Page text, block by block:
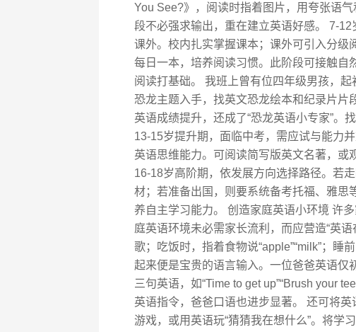
You See?》，阅读时指着图片，用夸张语
段不必强求输出，重在建立英语好感。 7-
课外。校内扎实掌握课本；课外可引入分级
每日一本，培养阅读习惯。此阶段可接触自
阅读打基础。 我班上曾有位四年级男孩，
恐龙主题入手，找英文恐龙绘本和纪录片片
英语成绩提升，还成了“恐龙英语小专家”。
13-15岁提升期，面临中考，需应试与能力
英语思维能力。可阅读简写版英文名著，或
16-18岁高阶期，依发展方向选择路径。若
材；若准备出国，则要系统备考托福、雅思
养自主学习能力。 创造家庭英语小环境 许
庭英语环境未必需家长流利，而应营造“英
歌；吃饭时，指着食物说“apple”“milk”；睡
起来便是宝贵的语言输入。一位爸爸英语仅
三句英语，如“Time to get up”“Brush your
英语指令，爸爸口语也进步显著。 还可将英
游戏，或用英语玩“猜猜我在想什么”。将学